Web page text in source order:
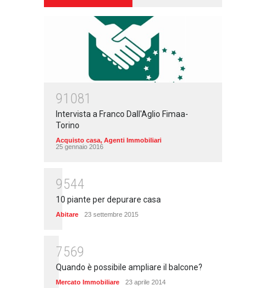
91081
Intervista a Franco Dall'Aglio Fimaa-
Torino
Acquisto casa, Agenti Immobiliari
25 gennaio 2016
9544
10 piante per depurare casa
Abitare 23 settembre 2015
7569
Quando è possibile ampliare il balcone?
Mercato Immobiliare 23 aprile 2014